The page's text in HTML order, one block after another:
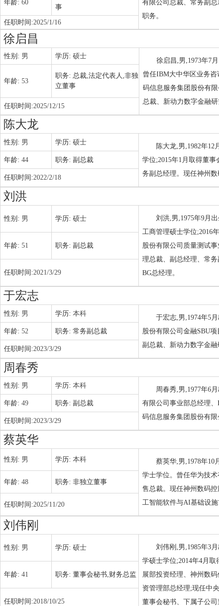
有限公司总裁、常务副
职务。
年龄: 60
事
任职时间:2025/1/16
徐启昌
性别: 男 学历: 硕士
徐启昌,男,1973年7
曾任IBM大中华区业务
码信息服务集团股份有
总裁、新动力数字金融
年龄: 53
职务: 总裁,法定代表人,非独
立董事
任职时间:2025/12/15
陈大龙
性别: 男 学历: 硕士
陈大龙,男,1982年
学位;2015年1月取得董
务副总经理。现任神州
年龄: 44 职务: 副总裁
任职时间:2022/2/18
刘洪
性别: 男 学历: 硕士
刘洪,男,1975年9月
工商管理硕士学位;2016
股份有限公司质量测试
理总裁、副总经理、常
BG总经理。
年龄: 51 职务: 副总裁
任职时间:2021/3/29
于宏志
性别: 男 学历: 本科
于宏志,男,1974年5
股份有限公司金融SBU
副总裁、新动力数字金
年龄: 52 职务: 常务副总裁
任职时间:2023/3/29
周春秀
性别: 男 学历: 本科
周春秀,男,1977年6
有限公司事业部总经理
码信息服务集团股份有
年龄: 49 职务: 副总裁
任职时间:2023/3/29
蔡英华
性别: 男 学历: 本科
蔡英华,男,1978年10
学士学位。曾任华为技
售总裁。现任神州数码
工智能软件与AI基础设
年龄: 48 职务: 非独立董事
任职时间:2025/11/20
刘伟刚
性别: 男 学历: 硕士
刘伟刚,男,1985年3
学硕士学位;2014年4月
展部投资经理、神州数
资管理部总经理;现任中
董事会秘书、下属子公
年龄: 41 职务: 董事会秘书,财务总监
任职时间:2018/10/25